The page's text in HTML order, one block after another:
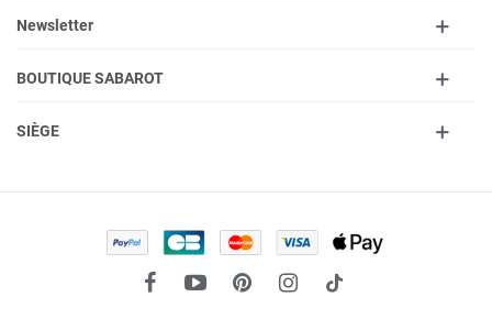
Newsletter
BOUTIQUE SABAROT
SIÈGE